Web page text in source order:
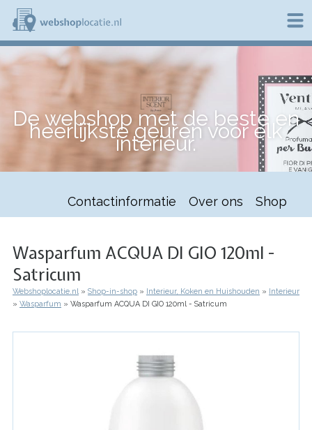
Overslaan
naar
de
inhoud
e
b
o
p
l
De webshop met de beste en
heerlijkste geuren voor elk
interieur.
Contactinformatie Over ons Shop
Wasparfum ACQUA DI GIO 120ml -
Satricum
Kruimelpad
Webshoplocatie.nl Shop-in-shop Interieur, Koken en Huishouden
Interieur
Wasparfum
Wasparfum ACQUA DI GIO 120ml - Satricum